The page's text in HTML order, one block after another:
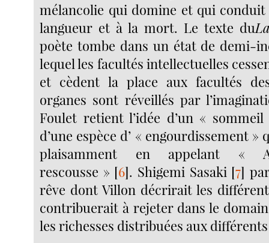
mélancolie qui domine et qui conduit
langueur et à la mort. Le texte du
poète tombe dans un état de demi-
lequel les facultés intellectuelles
et cèdent la place aux facultés
organes sont réveillés par
Foulet retient l’idée d’un «
d’une espèce d’ « engourdissement »
plaisamment en appelant «
rescousse » [6]. Shigemi Sasaki[7]
rêve dont Villon décrirait les
contribuerait à rejeter dans le
les richesses distribuées aux